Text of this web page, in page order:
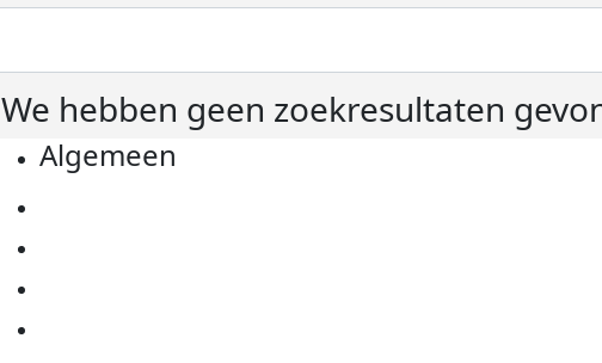
We hebben geen zoekresultaten
Algemeen